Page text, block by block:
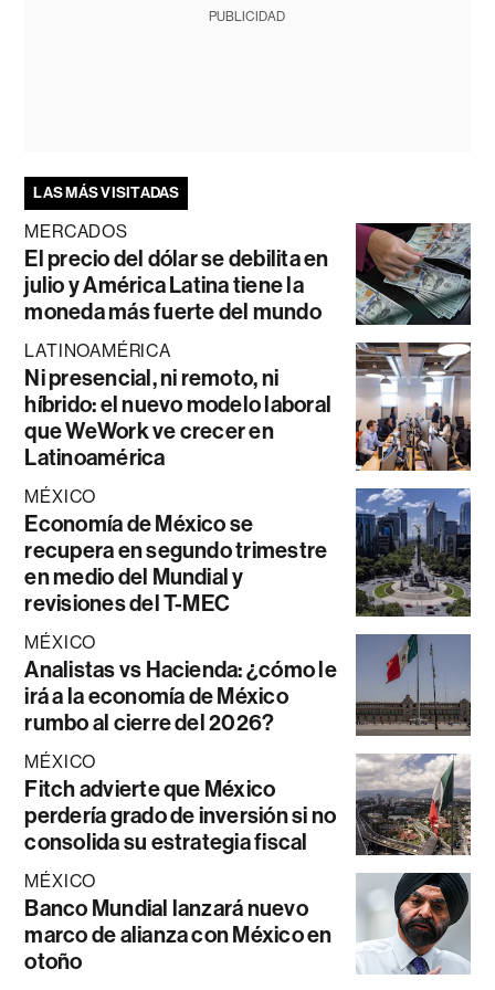
PUBLICIDAD
LAS MÁS VISITADAS
MERCADOS
El precio del dólar se debilita en
julio y América Latina tiene la
moneda más fuerte del mundo
LATINOAMÉRICA
Ni presencial, ni remoto, ni
híbrido: el nuevo modelo laboral
que WeWork ve crecer en
Latinoamérica
MÉXICO
Economía de México se
recupera en segundo trimestre
en medio del Mundial y
revisiones del T-MEC
MÉXICO
Analistas vs Hacienda: ¿cómo le
irá a la economía de México
rumbo al cierre del 2026?
MÉXICO
Fitch advierte que México
perdería grado de inversión si no
consolida su estrategia fiscal
MÉXICO
Banco Mundial lanzará nuevo
marco de alianza con México en
otoño